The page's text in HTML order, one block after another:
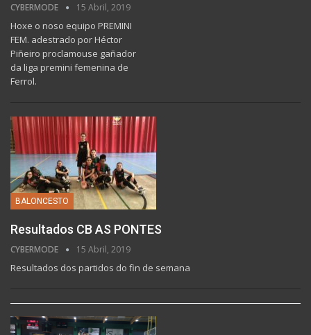
CYBERMODE 15 Abril, 2019
Hoxe o noso equipo PREMINI
FEM. adestrado por Héctor
Piñeiro proclamouse gañador
da liga premini femenina de
Ferrol.
BALONCESTO
Resultados CB AS PONTES
CYBERMODE 15 Abril, 2019
Resultados dos partidos do fin de semana